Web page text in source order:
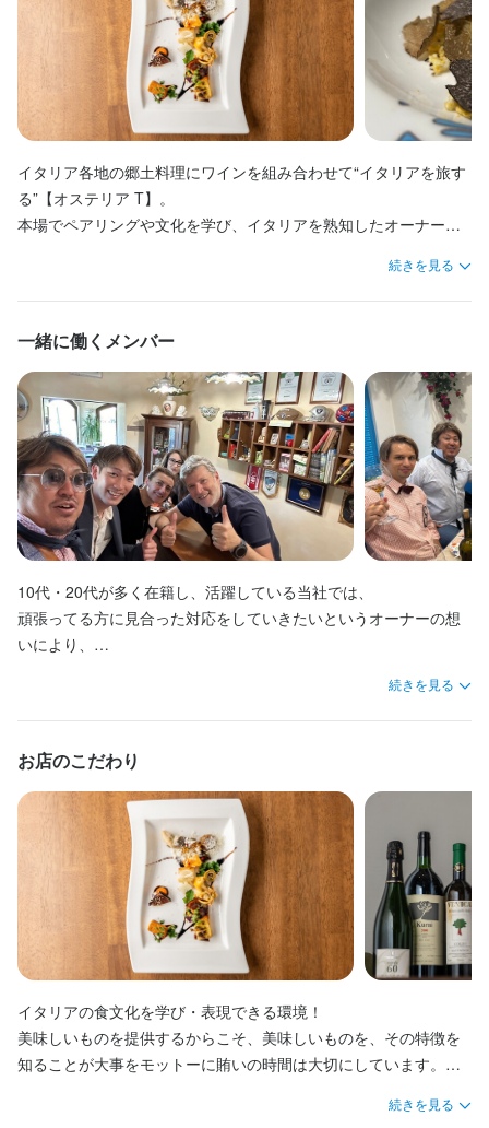
イタリア各地の郷土料理にワインを組み合わせて“イタリアを旅す
る”【オステリア T】。
本場でペアリングや文化を学び、イタリアを熟知したオーナーシ
メニューは月替わり、ペアリング付きコースもご用意。
現地の食器やキャンドルホルダーを活かしたテーブルコーディネ
ートなど、イタリアを思わせる空間やおもてなしも魅力です。心
温まるひと時をお過ごしください。
続きを見る
一緒に働くメンバー
10代・20代が多く在籍し、活躍している当社では、
頑張ってる方に見合った対応をしていきたいというオーナーの想
いにより、
能力と実績次第でスピード昇給・昇格も実現でき、やりがいは十
分。
入社から３ヶ月で店長になったスタッフもいます。
ゆくゆくは社長の右腕として、店舗運営を任せていきます！
売上をどうやったら上げられるのか、お店のどういったポイント
を価値提供していくのか、など
細かい店舗運営に携わることができます。
売上を達成しつつも従業員の休みを週休3日などにするにはどうし
たら良いのか、なども一緒に考えていきたいです。
新店舗の責任者も任せていきたいと考えています。
ベンチャーでの経験を得たい方や営業スキルを活かしたい方にも
おすすめ！
続きを見る
お店のこだわり
イタリアの食文化を学び・表現できる環境！
美味しいものを提供するからこそ、美味しいものを、その特徴を
知ることが大事をモットーに賄いの時間は大切にしています。新
として賄いを提供しています。そのため勉強の場として、みんな
続きを見る
※お店の1日の流れ例
10:30～ 出勤、オープン準備
11:00～ ランチ営業
15:00～ ＝まかない・休憩＝
18:00～ ディナー営業
23:00 退勤
※シフトによる
この仕事のおすすめポイント
あなたの人生を変える感動、他にはない楽しさ・面白さがココに
はあります。
ターテイナーになりませんか！～
★学びと成長への惜しみない支援制度！イタリア研修実施！
20から50代が活躍する当社では、スキルや経験より人柄、学ぶ姿
勢を重視しています。
現場では、どのワインがどの料理やチーズに合うのかといった食
材の知識や、メニュー考案のための思考プロセスなど、店舗責任
り勉強してきたオーナーシェフの学び方を、社員の方にも経験し
てほしいという思いから、毎年イタリア研修を実施しています。
本場に触れて、感じることで、自身の成長につなげられる機会を
★しっかり稼げる。昇給チャンスは毎月！
当社では、年齢や在籍年数ではなく、働きぶり（行動・成果・ス
月給30万円以上スタートで、賞与は年4回支給。昇給チャンスは毎
月あります。
評価項目は接客力・知識習得・チーム貢献など複数あり、基準を
満たせば昇給・昇格の対象になります。
実際に、最短3カ月で店長になったスタッフ、5年間の勤務で給料
が2倍になったスタッフもいます。
ン！
スペシャル感も魅力の一つではありますが、すべての人の期待と
予想を上回る“こだわり”が当店にはあります！
たとえば、イタリア料理に欠かせないオリーブオイルは、土地や
15:00～ ＝まかない・休憩＝
18:00～ ディナー営業
この仕事のおすすめポイント
★人柄重視の採用。未経験でも安心の環境！
20から50代が活躍する当社では、経験より素直さや覚えたいとい
う意欲を最重視しています。未経験からでも、お客様に喜ばれる
もちろん、細かな接客対応、なぜその対応が必要なのかなどおも
てなしのプロが丁寧に指導します。日々の業務を通して、イタリ
アの食文化やワインの知識、礼儀作法も自然と身につけることが
可能です！
★しっかり稼げる。昇給チャンスは毎月！
当社では、年齢や在籍年数ではなく、働きぶり（行動・成果・ス
キルの積み上げ）を評価します。
月給30万円以上スタートで、賞与は年4回支給。昇給チャンスは毎
評価項目は接客力・知識習得・チーム貢献など複数あり、基準を
満たせば昇給・昇格の対象になります。
実際に、最短3カ月で店長になったスタッフ、5年間の勤務で給料
ン！
スペシャル感も魅力の一つではありますが、すべての人の期待と
予想を上回る“こだわり”が当店にはあります！
たとえば、イタリア料理に欠かせないオリーブオイルは、土地や
生産者によって味が異なります。
当店では30種類以上を取り寄せ、料理に合わせて使い分けること
で最高の組み合わせを追求しています！
これらこだわりのメニューを、オーナーシェフが厳選した常時380
種を超えるワインと共に提供しています。
身に付くスキル
日本酒の知識
11:00～　ランチ営業
15:00～　＝まかない・休憩＝
18:00～　ディナー営業
23:00 　　退勤
この仕事のおすすめポイント
四ツ谷三丁目駅徒歩3分！！
あなたの人生を変える感動、他にはない楽しさ・面白さがココに
ターテイナーになりませんか！～
★学びと成長への惜しみない支援制度！イタリア研修実施！
20から50代が活躍する当社では、スキルや経験より人柄、学ぶ姿
勢を重視しています。
現場では、どのワインがどの料理やチーズに合うのかといった食
材の知識や、メニュー考案のための思考プロセスなど、料理人と
して必要なスキルを学べます。また、自らイタリア各地を巡り勉
強してきたオーナーシェフの学び方を、社員の方にも経験してほ
本場に触れて、感じることで、自身の成長につなげられる機会を
設けています。
月給30万円以上スタートで、賞与は年4回支給。昇給チャンスは毎
評価項目は接客力・知識習得・チーム貢献など複数あり、基準を
満たせば昇給・昇格の対象になります。
実際に、最短3カ月で店長になったスタッフ、5年間の勤務で給料
が2倍になったスタッフもいます。
★テレビ出演やメディア掲載される四ツ谷三丁目の人気イタリア
ン！
予想を上回る“こだわり”が当店にはあります！
たとえば、イタリア料理に欠かせないオリーブオイルは、土地や
生産者によって味が異なります。
当店では30種類以上を取り寄せ、料理に合わせて使い分けること
※お店の1日の流れ例
10:30～ 出勤、オープン準備
11:00～ ランチ営業
15:00～ ＝まかない・休憩＝
18:00～ ディナー営業
23:00 退勤 ※シフトによる
この仕事のおすすめポイント
～あらゆるテクニックを身につけて、お客様を魅了する食のエン
ターテイナーになりませんか！～
★人柄重視の採用。未経験でも安心の環境！
20から50代が活躍する当社では、経験より素直さや覚えたいとい
う意欲を最重視しています。
現場では、どのワインがどの料理やチーズに合うのかといった食
材の知識や、メニュー考案のための思考プロセスなど、料理人と
して必要なスキルを学べます。また、自らイタリア各地を巡り勉
しいという思いから、毎年イタリア研修を実施しています。
本場に触れて、感じることで、自身の成長につなげられる機会を
設けています。
キルの積み上げ）を評価します。
月給30万円以上スタートで、賞与は年4回支給。昇給チャンスは毎
月あります。
評価項目は接客力・知識習得・チーム貢献など複数あり、基準を
満たせば昇給・昇格の対象になります。
実際に、最短3カ月で店長になったスタッフ、5年間の勤務で給料
が2倍になったスタッフもいます。
★テレビ出演やメディア掲載される四ツ谷三丁目の人気イタリア
スペシャル感も魅力の一つではありますが、すべての人の期待と
予想を上回る“こだわり”が当店にはあります！
たとえば、イタリア料理に欠かせないオリーブオイルは、土地や
15:00～ ＝まかない・休憩＝
18:00～ ディナー営業（メインのペアリング提案）
23:00 退勤 ※シフトによる
この仕事のおすすめポイント
四ツ谷三丁目駅徒歩3分！！
あなたの人生を変える感動、他にはない楽しさ・面白さがココに
～あらゆるテクニックを身につけて、お客様を魅了する食のエン
★人柄重視の採用。未経験でも安心の環境！
20から50代が活躍する当社では、経験より素直さや覚えたいとい
う意欲を最重視しています。
現場では、どのワインがどの料理やチーズに合うのかといった食
材の知識や、メニュー考案のための思考プロセスなど、料理人と
して必要なスキルを学べます。また、自らイタリア各地を巡り勉
強してきたオーナーシェフの学び方を、社員の方にも経験してほ
しいという思いから、毎年イタリア研修を実施しています。
本場に触れて、感じることで、自身の成長につなげられる機会を
設けています。
★しっかり稼げる。昇給チャンスは毎月！
評価項目は接客力・知識習得・チーム貢献など複数あり、基準を
満たせば昇給・昇格の対象になります。
実際に、最短3カ月で店長になったスタッフ、5年間の勤務で給料
が2倍になったスタッフもいます。
★テレビ出演やメディア掲載される四ツ谷三丁目の人気イタリア
スペシャル感も魅力の一つではありますが、すべての人の期待と
予想を上回る“こだわり”が当店にはあります！
たとえば、イタリア料理に欠かせないオリーブオイルは、土地や
生産者によって味が異なります。
当店では30種類以上を取り寄せ、料理に合わせて使い分けること
これらこだわりのメニューを、オーナーシェフが厳選した常時380
15:00～ ＝まかない・休憩＝
18:00～ ディナー営業
23:00 退勤 ※シフトによる
この仕事のおすすめポイント
★人柄重視の採用。未経験でも安心の環境！
20から50代が活躍する当社では、経験より素直さや覚えたいとい
う意欲を最重視しています。未経験からでも、お客様に喜ばれる
もちろん、細かな接客対応、なぜその対応が必要なのかなどおも
てなしのプロが丁寧に指導します。日々の業務を通して、イタリ
アの食文化やワインの知識、礼儀作法も自然と身につけることが
可能です！
★しっかり稼げる。昇給チャンスは毎月！
当社では、年齢や在籍年数ではなく、働きぶり（行動・成果・ス
キルの積み上げ）を評価します。
月給30万円以上スタートで、賞与は年4回支給。昇給チャンスは毎
評価項目は接客力・知識習得・チーム貢献など複数あり、基準を
満たせば昇給・昇格の対象になります。
実際に、最短3カ月で店長になったスタッフ、5年間の勤務で給料
ン！
スペシャル感も魅力の一つではありますが、すべての人の期待と
予想を上回る“こだわり”が当店にはあります！
たとえば、イタリア料理に欠かせないオリーブオイルは、土地や
生産者によって味が異なります。
当店では30種類以上を取り寄せ、料理に合わせて使い分けること
で最高の組み合わせを追求しています！
これらこだわりのメニューを、オーナーシェフが厳選した常時380
種を超えるワインと共に提供しています。
身に付くスキル
日本酒の知識
・ドリンク作成
・洗い場、清掃
・レジ対応
仕事に慣れてきたら
・料理の盛り付け
・簡単な調理
・SNS発信
四ツ谷三丁目駅徒歩3分！！
はあります。
～あらゆるテクニックを身につけて、お客様を魅了する食のエン
ターテイナーになりませんか！～
★人柄重視の採用。未経験でも安心の環境！
20から50代が活躍する当社では、経験より人柄や学ぶ姿勢を重視
しています。マニュアルにとらわれず、お客様に喜ばれるおもて
います。
もちろん、細かな接客対応、なぜその対応が必要なのかなどおも
てなしのプロが丁寧に指導します。日々の業務を通して、イタリ
アの食文化やワインの知識、礼儀作法も自然と身につけることが
★しっかり稼げる。昇給チャンスは毎月！
アルバイトの方でも昇給チャンスは毎月。評価項目は接客力・知
識習得・チーム貢献など複数あり、基準を満たせば昇給します。
平均時給は1600円！しっかりと頑張りを評価し、それに見合った
給与を支給します。
★テレビ出演やメディア掲載される四ツ谷三丁目の人気イタリア
ン！
予想を上回る“こだわり”が当店にはあります！
たとえば、イタリア料理に欠かせないオリーブオイルは、土地や
生産者によって味が異なります。
当店では30種類以上を取り寄せ、料理に合わせて使い分けること
・調理・仕込み全般
・料理の盛り付け
・調理器具・食器の準備、洗い場、店内清掃
・料理の提供・ドリンク作成など、簡単な接客
・食材の下ごしらえや計量、在庫管理
仕事に慣れてきたら
・メイン料理の調理
・メニューの考案
この仕事のおすすめポイント
四ツ谷三丁目駅徒歩3分！！
あなたの人生を変える感動、他にはない楽しさ・面白さがココに
はあります。
～あらゆるテクニックを身につけて、お客様を魅了する食のエン
ターテイナーになりませんか！～
★人柄重視の採用。未経験でも安心の環境！
20から50代が活躍する当社では、経験より人柄や学ぶ姿勢を重視
しています。マニュアルにとらわれず、お客様に喜ばれるおもて
なしを自主的に考え、笑顔でポジティブに働ける方をお待ちして
います。
もちろん、細かな接客対応、なぜその対応が必要なのかなどおも
可能です！
★しっかり稼げる。昇給チャンスは毎月！
当社では、年齢や在籍年数ではなく、働きぶりを評価します。
アルバイトの方でも昇給チャンスは毎月。評価項目は接客力・知
識習得・チーム貢献など複数あり、基準を満たせば昇給します。
平均時給は1600円！しっかりと頑張りを評価し、それに見合った
給与を支給します。
★テレビ出演やメディア掲載される四ツ谷三丁目の人気イタリア
ン！
スペシャル感も魅力の一つではありますが、すべての人の期待と
予想を上回る“こだわり”が当店にはあります！
たとえば、イタリア料理に欠かせないオリーブオイルは、土地や
・食材の計量や下ごしらえ
・調理器具や食器の準備
・料理の盛り付け
・料理の提供など、簡単な接客
・ドリンク作成
・食材の在庫管理
仕事に慣れてきたら
・SNS発信
などをして頂けます
この仕事のおすすめポイント
四ツ谷三丁目駅徒歩3分！！
あなたの人生を変える感動、他にはない楽しさ・面白さがココに
はあります。
～あらゆるテクニックを身につけて、お客様を魅了する食のエン
ターテイナーになりませんか！～
★人柄重視の採用。未経験でも安心の環境！
20から50代が活躍する当社では、経験より人柄や学ぶ姿勢を重視
なしを自主的に考え、笑顔でポジティブに働ける方をお待ちして
てなしのプロが丁寧に指導します。日々の業務を通して、イタリ
アの食文化やワインの知識、礼儀作法も自然と身につけることが
可能です！
★しっかり稼げる。昇給チャンスは毎月！
当社では、年齢や在籍年数ではなく、働きぶりを評価します。
アルバイトの方でも昇給チャンスは毎月。評価項目は接客力・知
識習得・チーム貢献など複数あり、基準を満たせば昇給します。
平均時給は1600円！しっかりと頑張りを評価し、それに見合った
給与を支給します。
★テレビ出演やメディア掲載される四ツ谷三丁目の人気イタリア
スペシャル感も魅力の一つではありますが、すべての人の期待と